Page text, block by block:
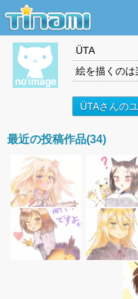
ÜTA
絵を描くのは
ÜTAさんの
最近の投稿作品(34)